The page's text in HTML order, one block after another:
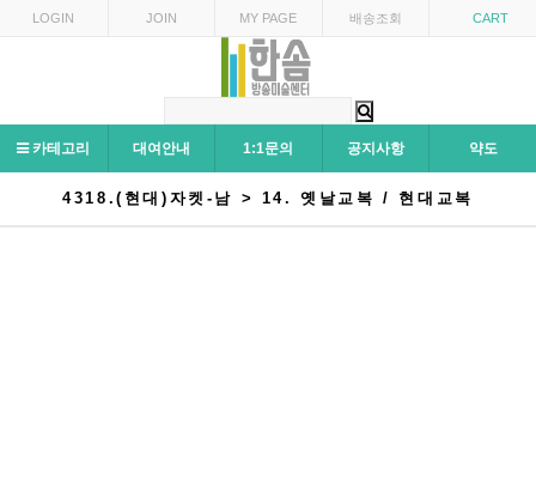
LOGIN JOIN MY PAGE 배송조회 CART
카테고리 대여안내 1:1문의 공지사항 약도
4318.(현대)자켓-남 > 14. 옛날교복 / 현대교복